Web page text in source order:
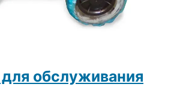
обслуживания